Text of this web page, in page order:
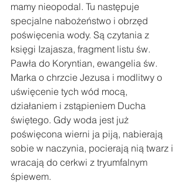
mamy nieopodal. Tu następuje
specjalne nabożeństwo i obrzęd
poświęcenia wody. Są czytania z
księgi Izajasza, fragment listu św.
Pawła do Koryntian, ewangelia św.
Marka o chrzcie Jezusa i modlitwy o
uświęcenie tych wód mocą,
działaniem i zstąpieniem Ducha
świętego. Gdy woda jest już
poświęcona wierni ja piją, nabierają
sobie w naczynia, pocierają nią twarz i
wracają do cerkwi z tryumfalnym
śpiewem.